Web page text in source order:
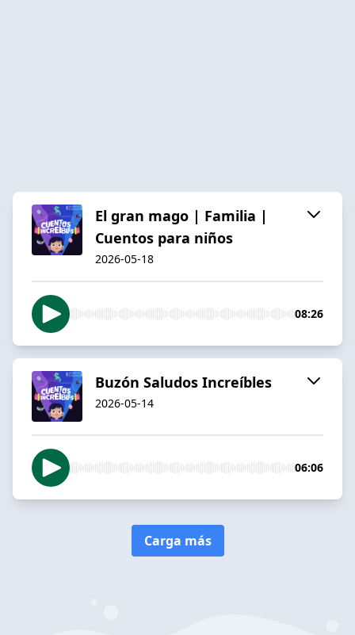
El gran mago | Familia |
Cuentos para niños
2026-05-18
08:26
Buzón Saludos Increíbles
2026-05-14
06:06
Carga más